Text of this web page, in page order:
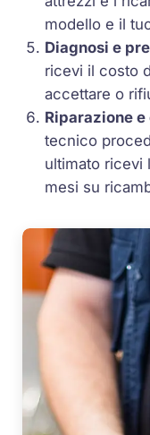
modello e il
Diagnosi e
ricevi il costo
accettare o
Riparazione
tecnico
ultimato ricevi
mesi su